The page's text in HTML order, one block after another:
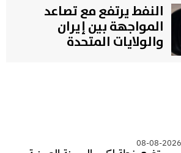
النفط يرتفع مع تصاعد
المواجهة بين إيران
والولايات المتحدة
08-08-2026